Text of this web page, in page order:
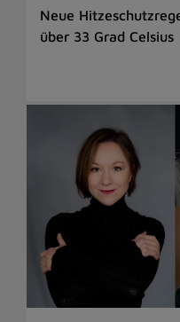
Neue
über 33 Grad Celsius